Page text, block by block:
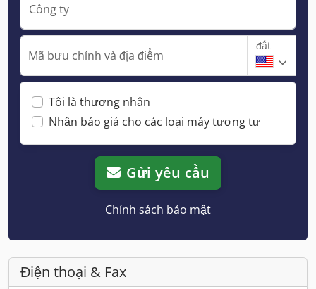
Công ty
Mã bưu chính và địa điểm
đất
Tôi là thương nhân
Nhận báo giá cho các loại máy tương tự
Gửi yêu cầu
Chính sách bảo mật
Điện thoại & Fax